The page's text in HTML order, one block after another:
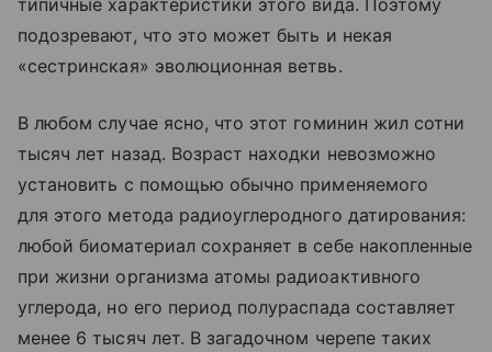
типичные характеристики этого вида. Поэтому
подозревают, что это может быть и некая
«сестринская» эволюционная ветвь.
В любом случае ясно, что этот гоминин жил сотни
тысяч лет назад. Возраст находки невозможно
установить с помощью обычно применяемого
для этого метода радиоуглеродного датирования:
любой биоматериал сохраняет в себе накопленные
при жизни организма атомы радиоактивного
углерода, но его период полураспада составляет
менее 6 тысяч лет. В загадочном черепе таких